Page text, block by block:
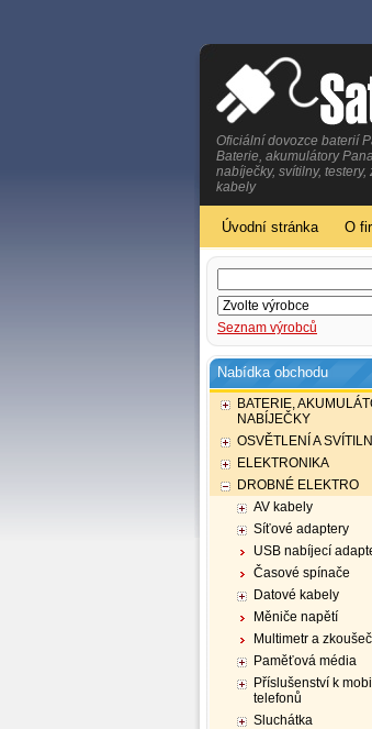
Oficiální dovozce baterií
Baterie, akumulátory
nabíječky, svítilny, testery,
kabely
Úvodní stránka O
Seznam výrobců
Nabídka obchodu
BATERIE,
NABÍJEČKY
OSVĚTLENÍ A
ELEKTRONIKA
DROBNÉ ELEKTRO
AV kabely
Síťové adaptery
USB nabíjecí
Časové spínače
Datové kabely
Měniče napětí
Multimetr a
Paměťová média
Příslušenství k
telefonů
Sluchátka